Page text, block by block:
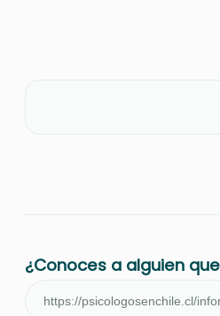
¿Conoces a alguien